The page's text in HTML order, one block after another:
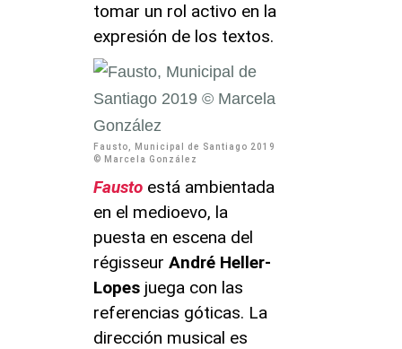
tomar un rol activo en la
expresión de los textos.
Fausto, Municipal de Santiago 2019
© Marcela González
Fausto está ambientada
en el medioevo, la
puesta en escena del
régisseur André Heller-
Lopes juega con las
referencias góticas. La
dirección musical es